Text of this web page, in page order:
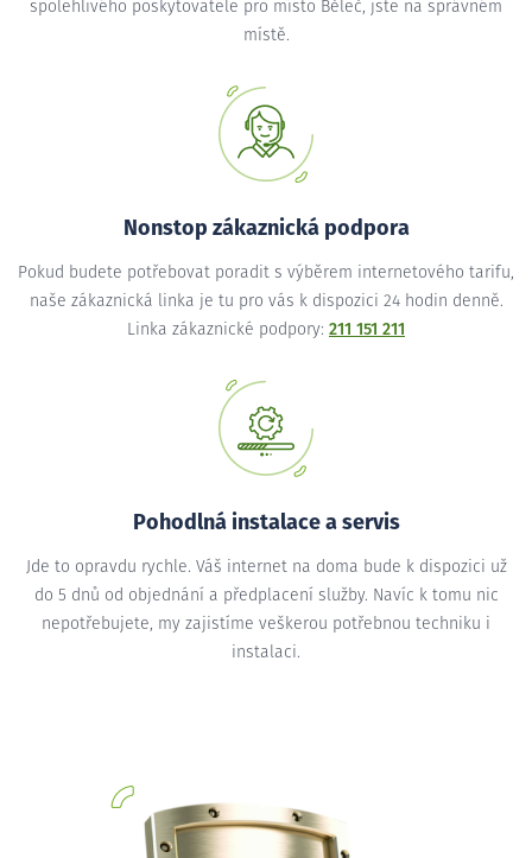
spolehlivého poskytovatele pro místo Běleč, jste na správném
místě.
Nonstop zákaznická podpora
Pokud budete potřebovat poradit s výběrem internetového tarifu,
naše zákaznická linka je tu pro vás k dispozici 24 hodin denně.
Linka zákaznické podpory: 211 151 211
Pohodlná instalace a servis
Jde to opravdu rychle. Váš internet na doma bude k dispozici už
do 5 dnů od objednání a předplacení služby. Navíc k tomu nic
nepotřebujete, my zajistíme veškerou potřebnou techniku i
instalaci.